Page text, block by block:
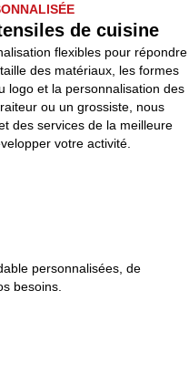
de cuisine
flexibles pour répondre
des matériaux, les formes
logo et la personnalisation des
ou un grossiste, nous
des services de la meilleure
votre activité.
personnalisées, de
besoins.